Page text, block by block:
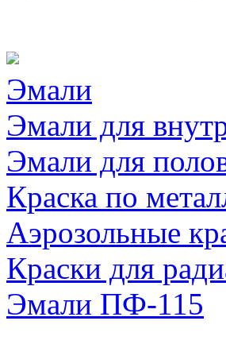
Эмали
Эмали для
Эмали для
Краска по
Аэрозольные
Краски для
Эмали ПФ-115